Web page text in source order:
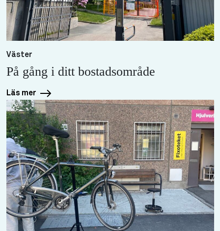
Väster
På gång i ditt bostadsområde
Läs mer